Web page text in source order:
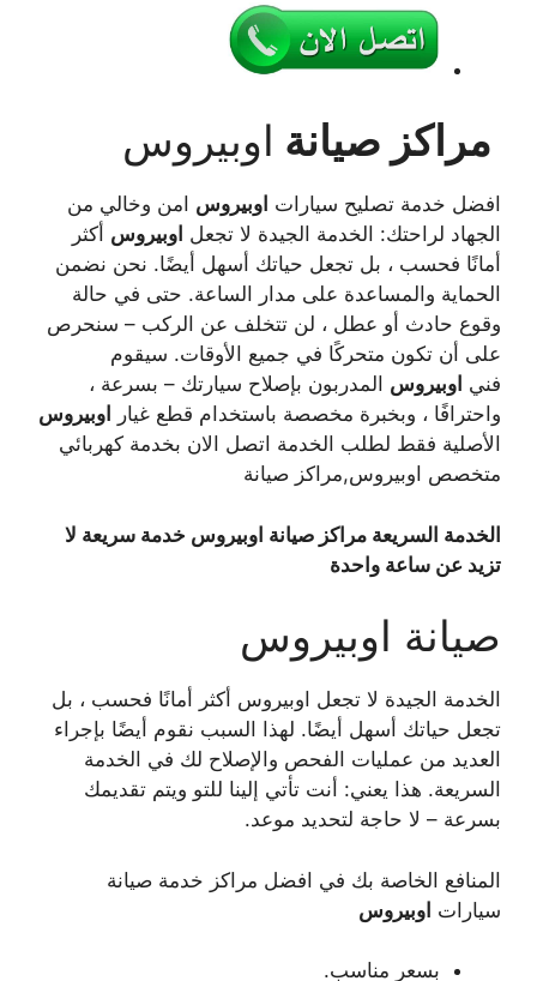
مراكز صيانة اوبيروس
افضل خدمة تصليح سيارات اوبيروس امن وخالي من
الجهاد لراحتك: الخدمة الجيدة لا تجعل اوبيروس أكثر
أمانًا فحسب ، بل تجعل حياتك أسهل أيضًا. نحن نضمن
الحماية والمساعدة على مدار الساعة. حتى في حالة
وقوع حادث أو عطل ، لن تتخلف عن الركب – سنحرص
على أن تكون متحركًا في جميع الأوقات. سيقوم
فني اوبيروس المدربون بإصلاح سيارتك – بسرعة ،
واحترافًا ، وبخبرة مخصصة باستخدام قطع غيار
اوبيروس
الأصلية فقط لطلب الخدمة اتصل الان بخدمة كهربائي
متخصص اوبيروس,مراكز صيانة
الخدمة السريعة مراكز صيانة اوبيروس خدمة سريعة لا
تزيد عن ساعة واحدة
صيانة اوبيروس
الخدمة الجيدة لا تجعل اوبيروس أكثر أمانًا فحسب ، بل
تجعل حياتك أسهل أيضًا. لهذا السبب نقوم أيضًا بإجراء
العديد من عمليات الفحص والإصلاح لك في الخدمة
السريعة. هذا يعني: أنت تأتي إلينا للتو ويتم تقديمك
بسرعة – لا حاجة لتحديد موعد.
المنافع الخاصة بك في افضل مراكز خدمة صيانة
سيارات اوبيروس
بسعر مناسب.